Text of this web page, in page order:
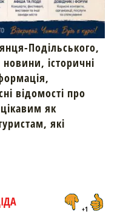
Подільського,
новини, історичні
відомості про
як
які
+1